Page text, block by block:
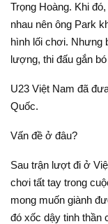
Trọng Hoàng. Khi
nhau nên ông Park
hình lối chơi. Nhưng
lượng, thi đấu gắn
U23 Việt Nam đã
Quốc.
Vấn đề ở đâu?
Sau trận lượt đi ở
chơi tất tay trong
mong muốn giành
đó xốc dậy tinh thần